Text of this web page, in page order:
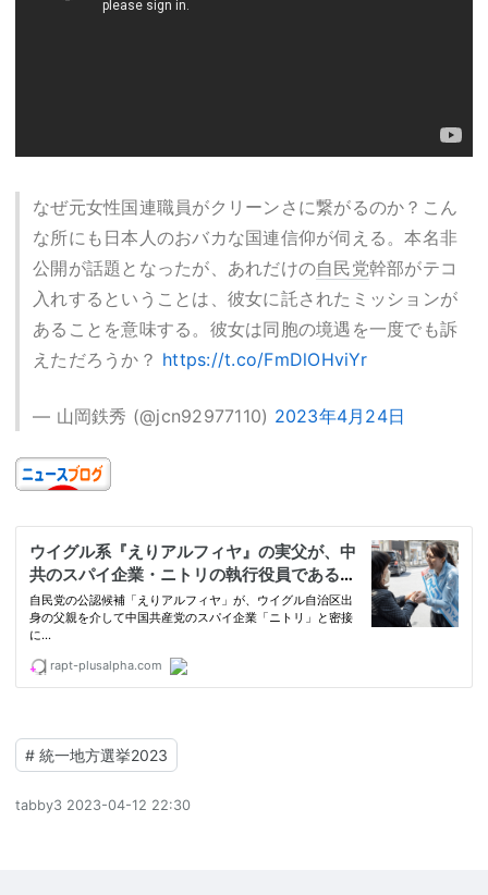
なぜ元女性国連職員がクリーンさに繋がるのか？こん
な所にも日本人のおバカな国連信仰が伺える。本名非
公開が話題となったが、あれだけの自民党幹部がテコ
入れするということは、彼女に託されたミッションが
あることを意味する。彼女は同胞の境遇を一度でも訴
えただろうか？ https://t.co/FmDlOHviYr
— 山岡鉄秀 (@jcn92977110) 2023年4月24日
# 統一地方選挙2023
tabby3 2023-04-12 22:30